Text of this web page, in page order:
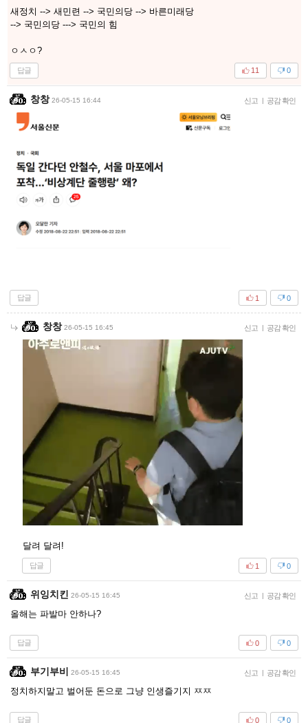
새정치 --> 새민련 --> 국민의당 --> 바른미래당
--> 국민의당 ---> 국민의 힘
ㅇㅅㅇ?
답글 0
11
창창 26-05-15 16:44 신고 | 공감 확인
답글 0
1
창창 26-05-15 16:45 신고 공감 확인
달려 달려!
답글 0
1
위잉치킨 26-05-15 16:45 신고 | 공감 확인
올해는 파발마 안하나?
답글 0
0
부기부비 26-05-15 16:45 신고 | 공감 확인
정치하지말고 벌어둔 돈으로 그냥 인생즐기지 ㅉㅉ
답글 0
0